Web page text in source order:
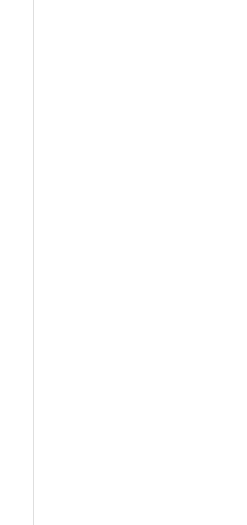
Brasil en Twitter
País Brasil en Facebook